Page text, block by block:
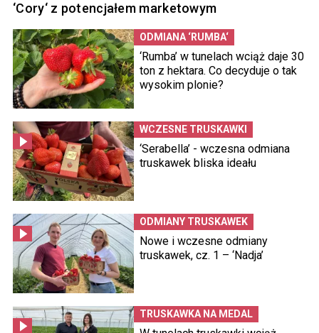
‘Cory‘ z potencjałem marketowym
ODMIANA ‘RUMBA‘
‘Rumba’ w tunelach wciąż daje 30
ton z hektara. Co decyduje o tak
wysokim plonie?
WCZESNE TRUSKAWKI
‘Serabella’ - wczesna odmiana
truskawek bliska ideału
ODMIANY TRUSKAWEK
Nowe i wczesne odmiany
truskawek, cz. 1 – ‘Nadja’
TRUSKAWKA NA MEDAL